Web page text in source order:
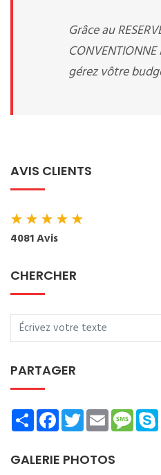
Grâce au
gérez vôtre
AVIS CLIENTS
★★★★★
4081 Avis
CHERCHER
PARTAGER
ShareFacebookTwitterEmail
GALERIE PHOTOS